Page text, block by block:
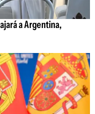
a Argentina,